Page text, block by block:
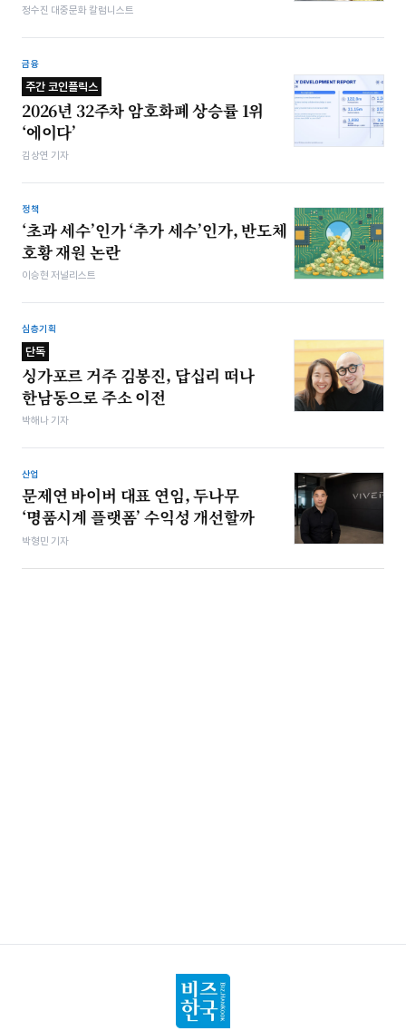
정수진 대중문화 칼럼니스트
금융
주간 코인플릭스
2026년 32주차 암호화폐 상승률 1위
‘에이다’
김상연 기자
정책
‘초과 세수’인가 ‘추가 세수’인가, 반도체
호황 재원 논란
이승현 저널리스트
심층기획
단독
싱가포르 거주 김봉진, 답십리 떠나
한남동으로 주소 이전
박해나 기자
산업
문제연 바이버 대표 연임, 두나무
‘명품시계 플랫폼’ 수익성 개선할까
박형민 기자